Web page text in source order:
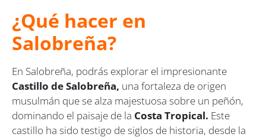
¿Qué hacer en
Salobreña?
En Salobreña, podrás explorar el impresionante
Castillo de Salobreña, una fortaleza de origen
musulmán que se alza majestuosa sobre un peñón,
dominando el paisaje de la Costa Tropical. Este
castillo ha sido testigo de siglos de historia, desde la